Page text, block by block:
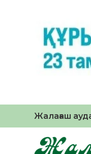
Жалағаш